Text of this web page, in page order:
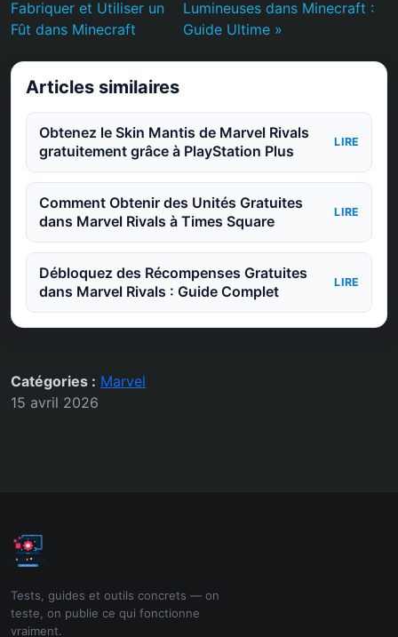
Fabriquer et Utiliser un
Fût dans Minecraft
Lumineuses dans Minecraft :
Guide Ultime »
Articles similaires
Obtenez le Skin Mantis de Marvel Rivals
gratuitement grâce à PlayStation Plus
LIRE
Comment Obtenir des Unités Gratuites
dans Marvel Rivals à Times Square
LIRE
Débloquez des Récompenses Gratuites
dans Marvel Rivals : Guide Complet
LIRE
Catégories : Marvel
15 avril 2026
Tests, guides et outils concrets — on
teste, on publie ce qui fonctionne
vraiment.